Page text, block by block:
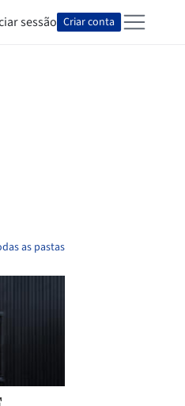
sessão Criar conta
as pastas